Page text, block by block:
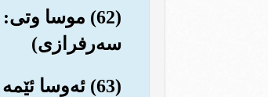
(62) موسا
سه‌رفرازی)
(63) ئه‌وسا